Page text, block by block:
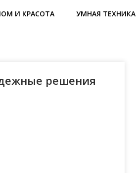
И КРАСОТА УМНАЯ ТЕХНИКА
решения